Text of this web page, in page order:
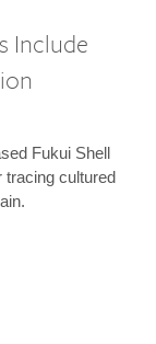
Include
Fukui Shell
tracing cultured